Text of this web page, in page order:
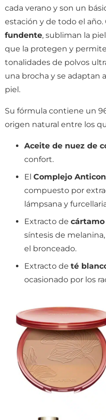
cada verano y son un
estación y de todo el año.
fundente, subliman la
que la protegen y
tonalidades de polvos
una brocha y se adaptan
piel.
Su fórmula contiene un
origen natural entre los
Aceite de nuez de
confort.
El Complejo
compuesto por
lámpsana y
Extracto de
síntesis de
el bronceado.
Extracto de té
ocasionado por los